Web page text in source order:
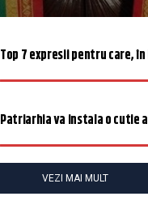
Top 7 expresii pentru care, în
Patriarhia va instala o cutie
VEZI MAI MULT